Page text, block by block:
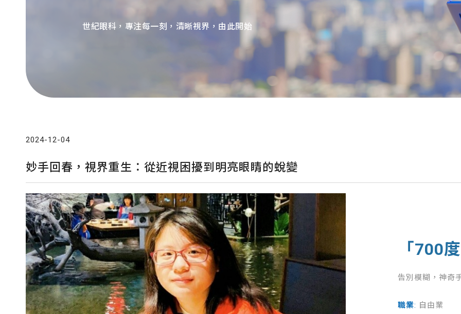
世紀眼科，專注每一刻，清晰視界，由此開始
2024-12-04
妙手回春，視界重生：從近視困擾到明亮眼睛的蛻變
「700
告別模糊，神奇
職業: 自由業